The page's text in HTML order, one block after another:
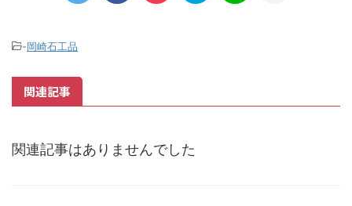
-岡崎石工品
関連記事
関連記事はありませんでした